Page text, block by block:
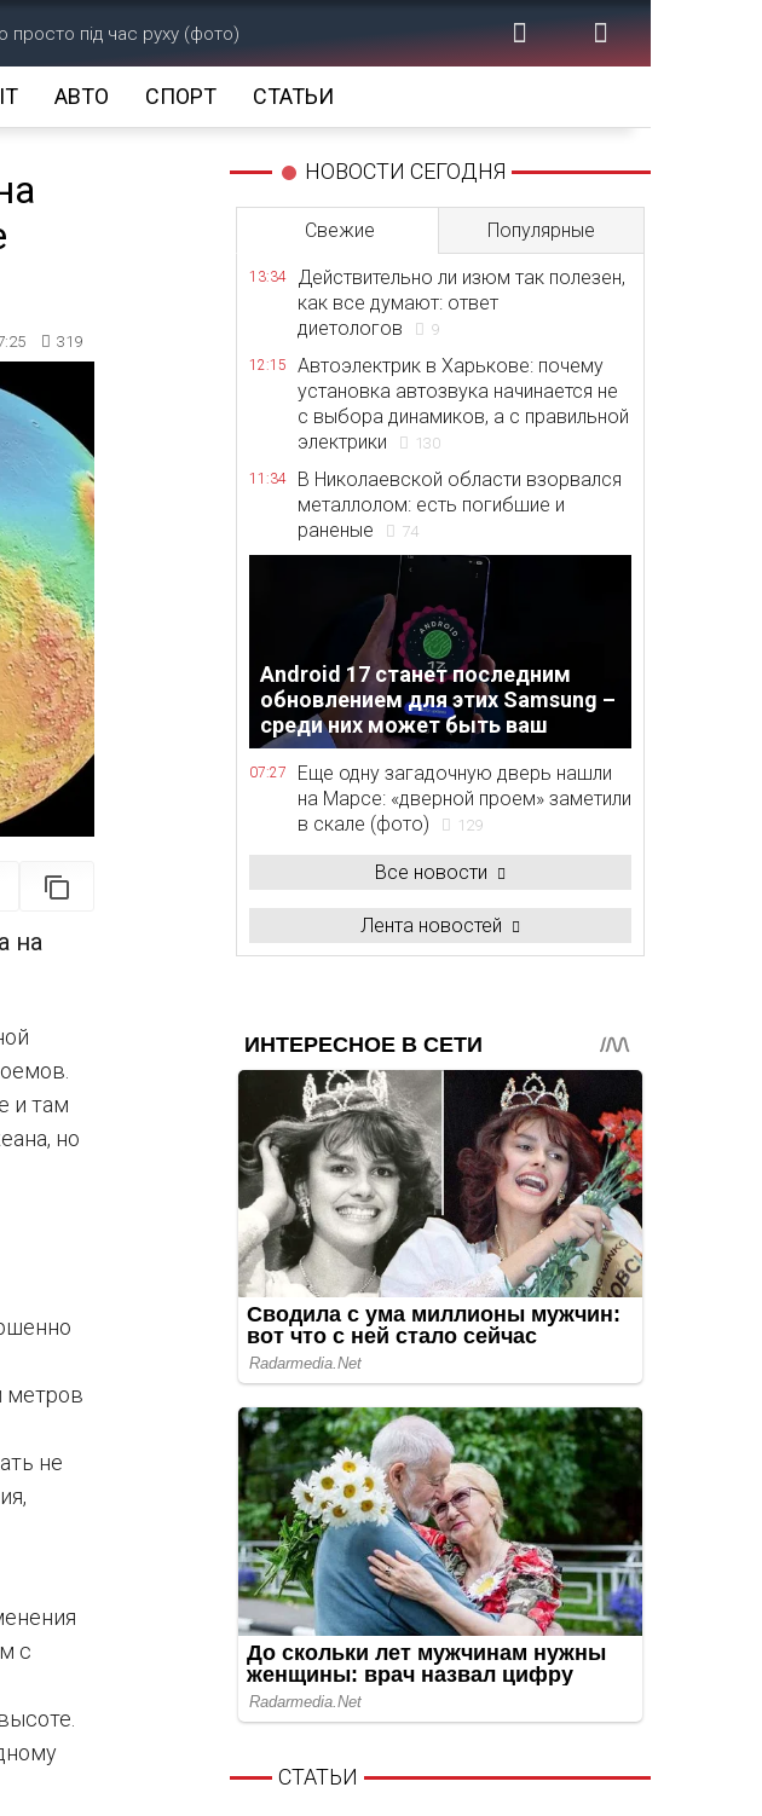
просто під час руху (фото)
IT АВТО СПОРТ СТАТЬИ
319
на
и там
но
метров
не
с
НОВОСТИ СЕГОДНЯ
Свежие Популярные
13:34
Действительно ли изюм так полезен,
как все думают: ответ
диетологов
9
12:15
Автоэлектрик в Харькове: почему
установка автозвука начинается не
с выбора динамиков, а с правильной
электрики
130
11:34
В Николаевской области взорвался
металлолом: есть погибшие и
раненые
74
Android 17 станет последним
обновлением для этих Samsung –
среди них может быть ваш
07:27
Еще одну загадочную дверь нашли
на Марсе: «дверной проем» заметили
в скале (фото)
129
Все новости
Лента новостей
СТАТЬИ